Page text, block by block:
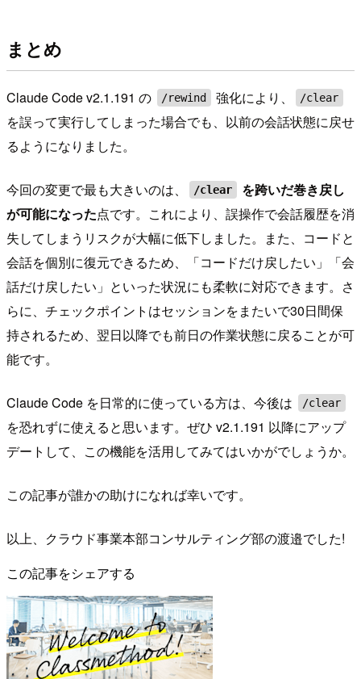
まとめ
Claude Code v2.1.191 の /rewind 強化により、 /clear
を誤って実行してしまった場合でも、以前の会話状態に戻せ
るようになりました。
今回の変更で最も大きいのは、 /clear
を跨いだ巻き戻し
が可能になった点です。これにより、誤操作で会話履歴を消
失してしまうリスクが大幅に低下しました。また、コードと
会話を個別に復元できるため、「コードだけ戻したい」「会
話だけ戻したい」といった状況にも柔軟に対応できます。さ
らに、チェックポイントはセッションをまたいで30日間保
持されるため、翌日以降でも前日の作業状態に戻ることが可
能です。
Claude Code を日常的に使っている方は、今後は /clear
を恐れずに使えると思います。ぜひ v2.1.191 以降にアップ
デートして、この機能を活用してみてはいかがでしょうか。
この記事が誰かの助けになれば幸いです。
以上、クラウド事業本部コンサルティング部の渡邉でした!
この記事をシェアする